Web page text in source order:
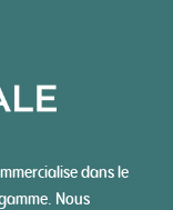
dans le
Nous